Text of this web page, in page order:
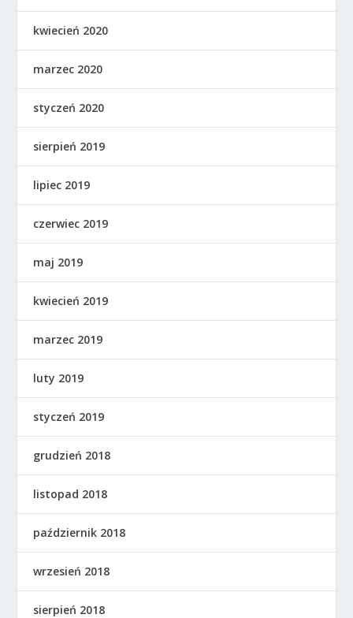
kwiecień 2020
marzec 2020
styczeń 2020
sierpień 2019
lipiec 2019
czerwiec 2019
maj 2019
kwiecień 2019
marzec 2019
luty 2019
styczeń 2019
grudzień 2018
listopad 2018
październik 2018
wrzesień 2018
sierpień 2018